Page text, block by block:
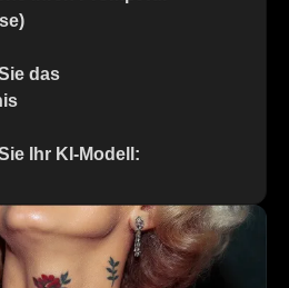
das
Ihr KI-Modell: